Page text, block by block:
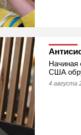
Начиная
США
4 августа